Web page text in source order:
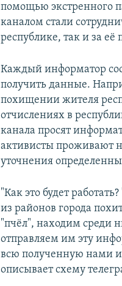
помощью экстренного
каналом стали
республике, так и за
Каждый информатор
получить данные.
похищении жителя
отчислениях в
канала просят
активисты проживают
уточнения
"Как это будет
из районов города
"пчёл", находим среди
отправляем им эту
всю полученную нами
описывает схему